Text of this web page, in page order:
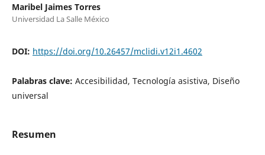
Maribel Jaimes Torres
Universidad La Salle México
DOI: https://doi.org/10.26457/mclidi.v12i1.4602
Palabras clave: Accesibilidad, Tecnología asistiva, Diseño
universal
Resumen